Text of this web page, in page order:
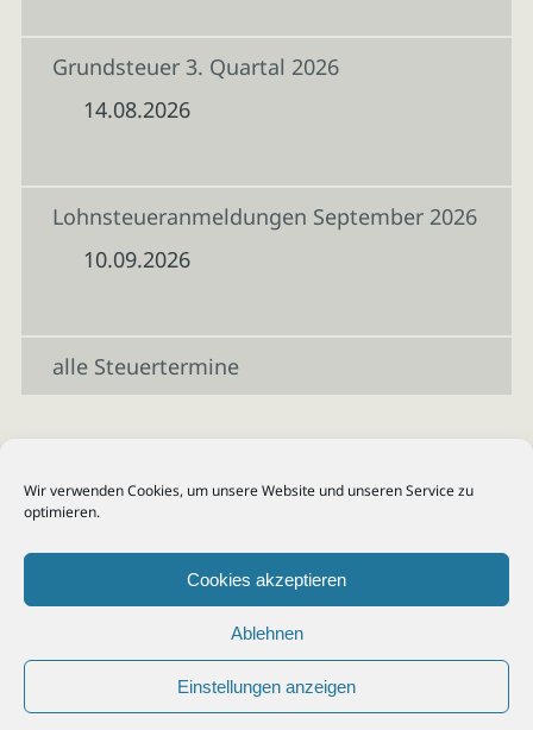
Wir verwenden Cookies, um unsere Website und unseren Service zu
optimieren.
Cookies akzeptieren
Ablehnen
Einstellungen anzeigen
Grundsteuer 3. Quartal 2026
14.08.2026
Lohnsteueranmeldungen September 2026
10.09.2026
alle Steuertermine